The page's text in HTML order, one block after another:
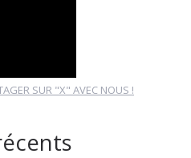
SUR "X" AVEC NOUS !